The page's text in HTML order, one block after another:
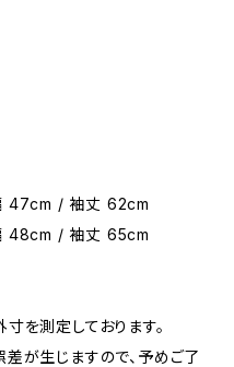
47cm / 袖丈 62cm
48cm / 袖丈 65cm
を測定しております。
が生じますので、予めご了